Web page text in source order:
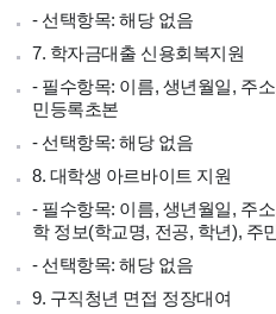
- 선택항목: 해당 없음
7. 학자금대출 신용회복지원
- 필수항목: 이름, 생년월일, 주
민등록초본
- 선택항목: 해당 없음
8. 대학생 아르바이트 지원
- 필수항목: 이름, 생년월일, 주
학 정보(학교명, 전공, 학년), 주
- 선택항목: 해당 없음
9. 구직청년 면접 정장대여